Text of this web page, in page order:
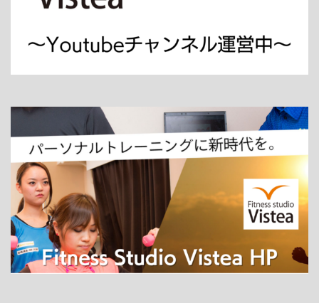
ホーム
パーソナルトレーニング
ダイエット